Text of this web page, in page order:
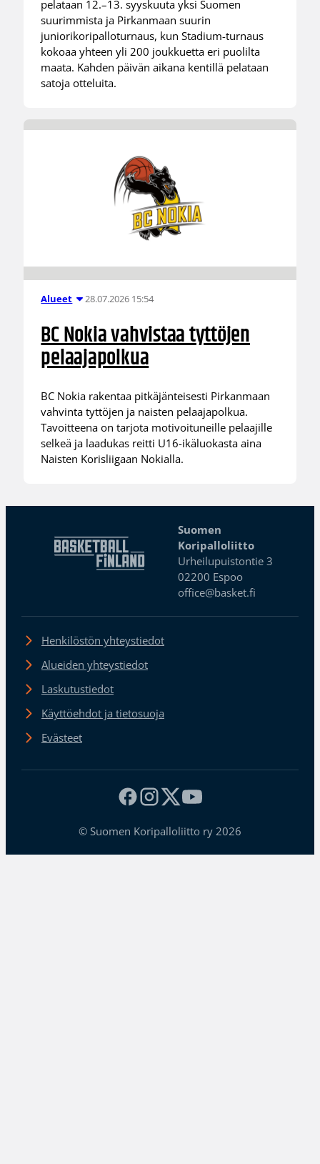
pelataan 12.–13. syyskuuta yksi Suomen
suurimmista ja Pirkanmaan suurin
juniorikoripalloturnaus, kun Stadium-turnaus
kokoaa yhteen yli 200 joukkuetta eri puolilta
maata. Kahden päivän aikana kentillä pelataan
satoja otteluita.
Alueet 28.07.2026 15:54
BC Nokia vahvistaa tyttöjen
pelaajapolkua
BC Nokia rakentaa pitkäjänteisesti Pirkanmaan
vahvinta tyttöjen ja naisten pelaajapolkua.
Tavoitteena on tarjota motivoituneille pelaajille
selkeä ja laadukas reitti U16-ikäluokasta aina
Naisten Korisliigaan Nokialla.
Suomen
Koripalloliitto
Urheilupuistontie 3
02200 Espoo
office@basket.fi
Henkilöstön yhteystiedot
Alueiden yhteystiedot
Laskutustiedot
Käyttöehdot ja tietosuoja
Evästeet
© Suomen Koripalloliitto ry 2026